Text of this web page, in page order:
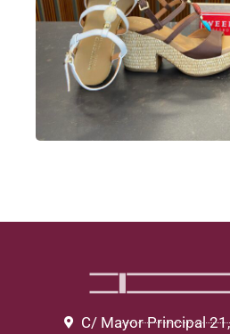
C/ Mayor Principal